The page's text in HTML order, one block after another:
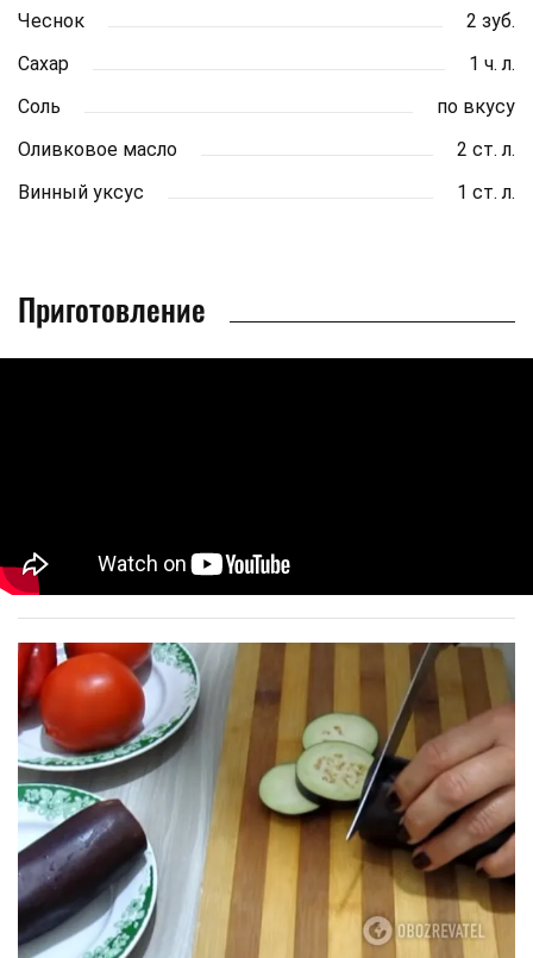
Чеснок
2 зуб.
Сахар
1 ч. л.
Соль
по вкусу
Оливковое масло
2 ст. л.
Винный уксус
1 ст. л.
Приготовление